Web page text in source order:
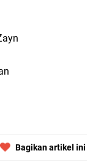
Bagikan artikel ini